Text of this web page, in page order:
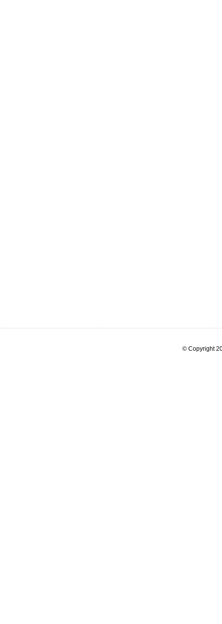
© Copyright